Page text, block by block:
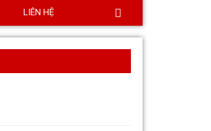
LIÊN HỆ